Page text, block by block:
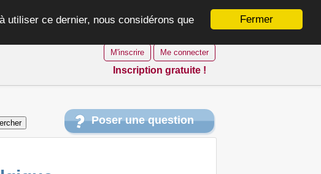
Fermer
utiliser ce dernier, nous considérons que
M'inscrire Me connecter
Inscription gratuite !
Poser une question